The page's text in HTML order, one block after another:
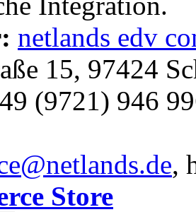
netlands edv
15, 97424
(9721) 946
,
Store